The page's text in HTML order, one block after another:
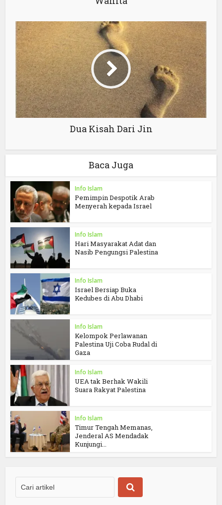
Dua Kisah Dari Jin
Baca Juga
Info Islam
Pemimpin Despotik Arab
Menyerah kepada Israel
Info Islam
Hari Masyarakat Adat dan
Nasib Pengungsi Palestina
Info Islam
Israel Bersiap Buka
Kedubes di Abu Dhabi
Info Islam
Kelompok Perlawanan
Palestina Uji Coba Rudal di
Gaza
Info Islam
UEA tak Berhak Wakili
Suara Rakyat Palestina
Info Islam
Timur Tengah Memanas,
Jenderal AS Mendadak
Kunjungi...